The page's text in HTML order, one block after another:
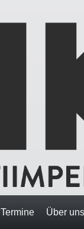
Termine Über uns